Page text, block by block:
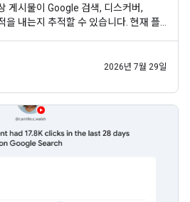
게시물이 Google 검색, 디스커버,
을 내는지 추적할 수 있습니다. 현재 플
2026년 7월 29일